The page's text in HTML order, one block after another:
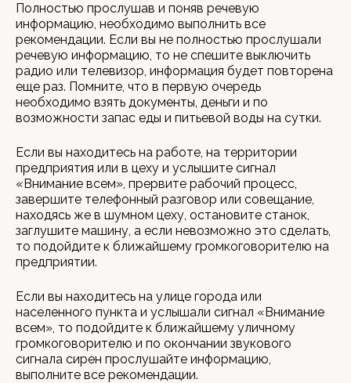
Полностью прослушав и поняв речевую
информацию, необходимо выполнить все
рекомендации. Если вы не полностью прослушали
речевую информацию, то не спешите выключить
радио или телевизор, информация будет повторена
еще раз. Помните, что в первую очередь
необходимо взять документы, деньги и по
возможности запас еды и питьевой воды на сутки.
Если вы находитесь на работе, на территории
предприятия или в цеху и услышите сигнал
«Внимание всем», прервите рабочий процесс,
завершите телефонный разговор или совещание,
находясь же в шумном цеху, остановите станок,
заглушите машину, а если невозможно это сделать,
то подойдите к ближайшему громкоговорителю на
предприятии.
Если вы находитесь на улице города или
населенного пункта и услышали сигнал «Внимание
всем», то подойдите к ближайшему уличному
громкоговорителю и по окончании звукового
сигнала сирен прослушайте информацию,
выполните все рекомендации.